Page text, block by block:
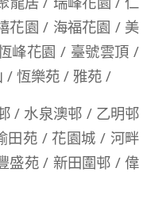
花園 / 海福花園 / 美
峰花園 / 臺號雲頂 /
/ 恆樂苑 / 雅苑 /
/ 水泉澳邨 / 乙明邨
田苑 / 花園城 / 河畔
盛苑 / 新田圍邨 / 偉